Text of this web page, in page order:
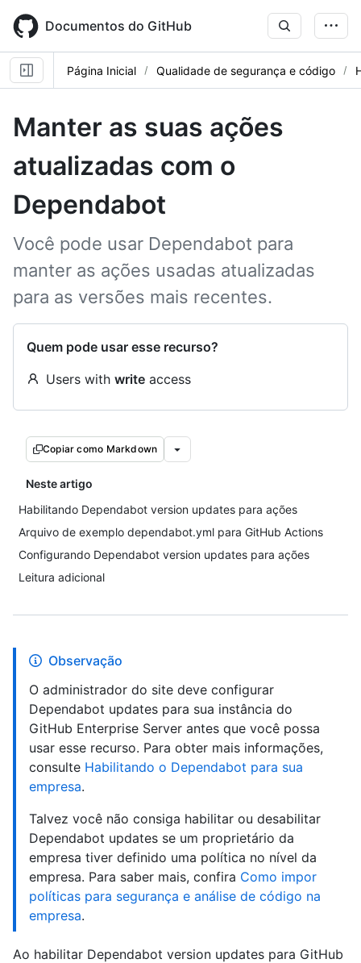
main
content
Documentos do GitHub
Página Inicial Qualidade de segurança e código
Manter as suas ações
atualizadas com o
Dependabot
Você pode usar Dependabot para
manter as ações usadas atualizadas
para as versões mais recentes.
Quem pode usar esse recurso?
Users with write access
Copiar como Markdown
Neste artigo
Habilitando Dependabot version updates para ações
Arquivo de exemplo dependabot.yml para GitHub Actions
Configurando Dependabot version updates para ações
Leitura adicional
Observação
O administrador do site deve configurar
Dependabot updates para sua instância do
GitHub Enterprise Server antes que você possa
usar esse recurso. Para obter mais informações,
consulte Habilitando o Dependabot para sua
empresa.
Talvez você não consiga habilitar ou desabilitar
Dependabot updates se um proprietário da
empresa tiver definido uma política no nível da
empresa. Para saber mais, confira Como impor
políticas para segurança e análise de código na
empresa.
Ao habilitar Dependabot version updates para GitHub